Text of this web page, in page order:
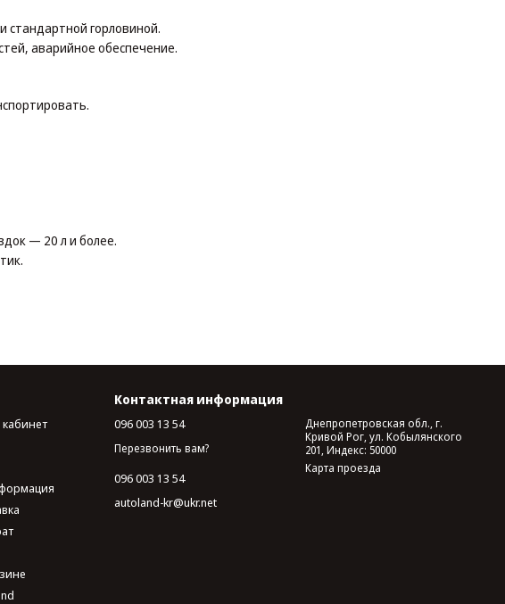
стандартной горловиной.
аварийное обеспечение.
— 20 л и более.
Контактная информация
096 003 13 54
Перезвонить вам?
096 003 13 54
autoland-kr@ukr.net
Днепропетровская обл., г.
Кривой Рог, ул. Кобылянского
201, Индекс: 50000
Карта проезда